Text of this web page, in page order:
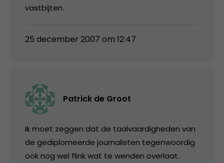
vastbijten.
25 december 2007 om 12:47
Patrick de Groot
Ik moet zeggen dat de taalvaardigheden van
de gediplomeerde journalisten tegenwoordig
ook nog wel flink wat te wenden overlaat.